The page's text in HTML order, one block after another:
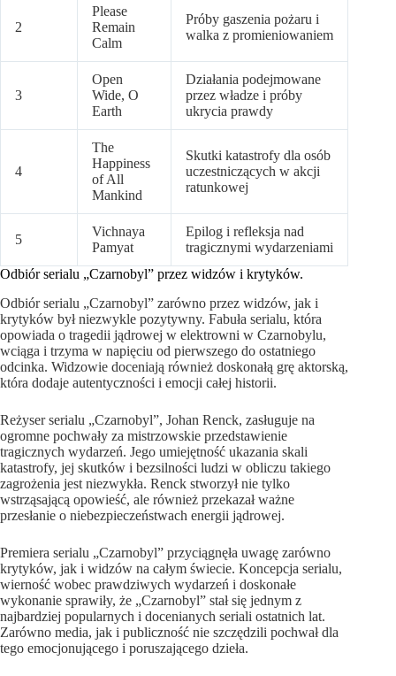
2
Please
Remain
Calm
Próby gaszenia pożaru i
walka z promieniowaniem
3
Open
Wide, O
Earth
Działania podejmowane
przez władze i próby
ukrycia prawdy
4
The
Happiness
of All
Mankind
Skutki katastrofy dla osób
uczestniczących w akcji
ratunkowej
5
Vichnaya
Pamyat
Epilog i refleksja nad
tragicznymi wydarzeniami
Odbiór serialu „Czarnobyl” przez widzów i krytyków.
Odbiór serialu „Czarnobyl” zarówno przez widzów, jak i
krytyków był niezwykle pozytywny. Fabuła serialu, która
opowiada o tragedii jądrowej w elektrowni w Czarnobylu,
wciąga i trzyma w napięciu od pierwszego do ostatniego
odcinka. Widzowie doceniają również doskonałą grę aktorską,
która dodaje autentyczności i emocji całej historii.
Reżyser serialu „Czarnobyl”, Johan Renck, zasługuje na
ogromne pochwały za mistrzowskie przedstawienie
tragicznych wydarzeń. Jego umiejętność ukazania skali
katastrofy, jej skutków i bezsilności ludzi w obliczu takiego
zagrożenia jest niezwykła. Renck stworzył nie tylko
wstrząsającą opowieść, ale również przekazał ważne
przesłanie o niebezpieczeństwach energii jądrowej.
Premiera serialu „Czarnobyl” przyciągnęła uwagę zarówno
krytyków, jak i widzów na całym świecie. Koncepcja serialu,
wierność wobec prawdziwych wydarzeń i doskonałe
wykonanie sprawiły, że „Czarnobyl” stał się jednym z
najbardziej popularnych i docenianych seriali ostatnich lat.
Zarówno media, jak i publiczność nie szczędzili pochwał dla
tego emocjonującego i poruszającego dzieła.